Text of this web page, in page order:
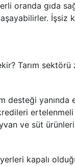
oranda gıda
İşsiz
Tarım
yanında
ve süt
kapalı